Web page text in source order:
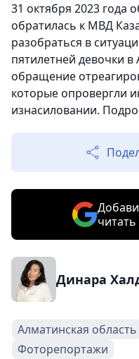
31 октября 2023 года
обратилась к МВД
разобраться в
пятилетней девочки
обращение
которые опровергли
изнасиловании.
Динара
Алматинская область
Фоторепортажи